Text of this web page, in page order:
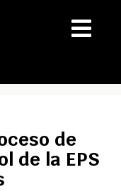
de
de la EPS